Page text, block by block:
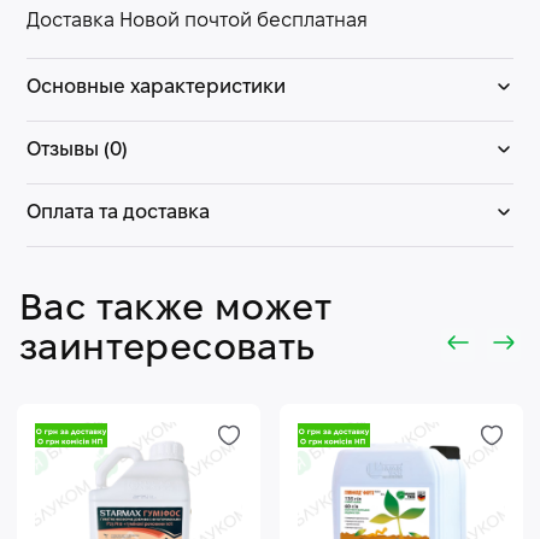
Доставка Новой почтой бесплатная
Основные характеристики
Отзывы (0)
Оплата та доставка
Вас также может
заинтересовать